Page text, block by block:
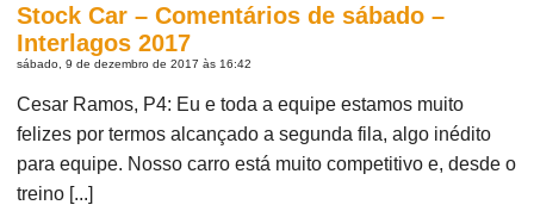
Stock Car – Comentários de sábado –
Interlagos 2017
sábado, 9 de dezembro de 2017 às 16:42
Cesar Ramos, P4: Eu e toda a equipe estamos muito
felizes por termos alcançado a segunda fila, algo inédito
para equipe. Nosso carro está muito competitivo e, desde o
treino [...]